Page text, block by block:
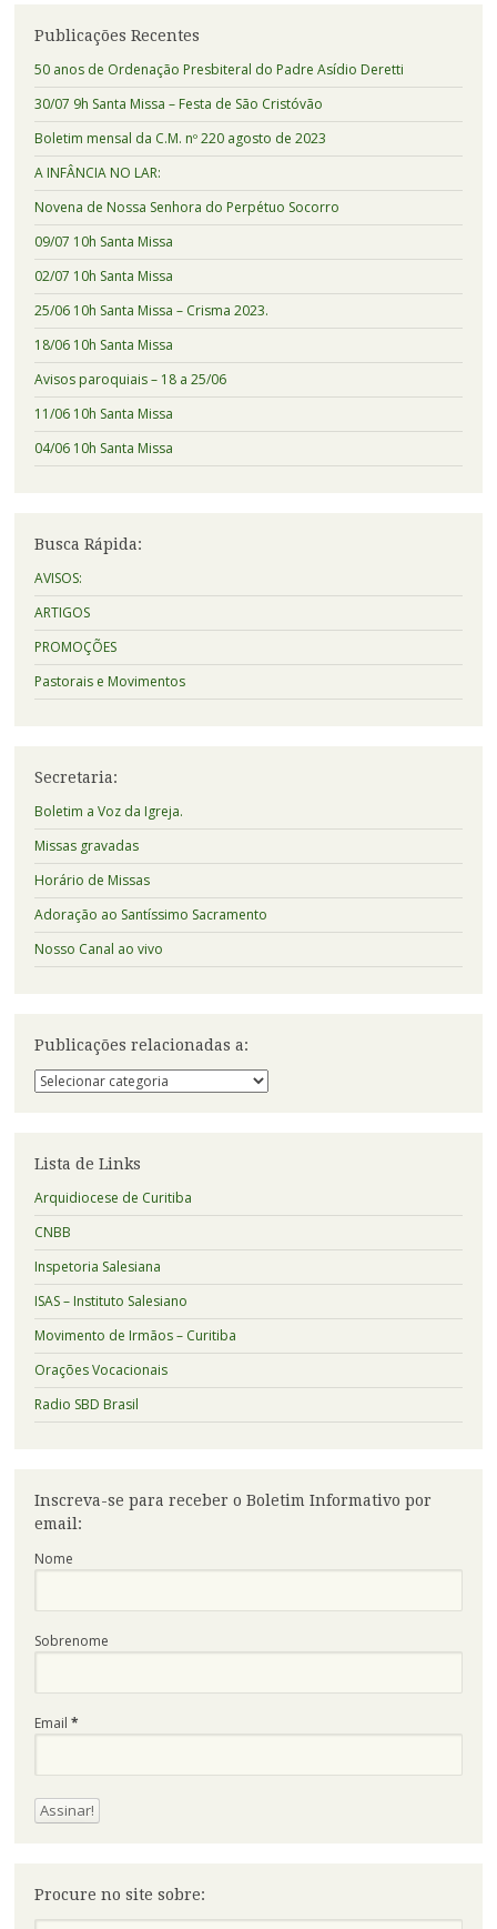
Publicações Recentes
50 anos de Ordenação Presbiteral do Padre Asídio Deretti
30/07 9h Santa Missa – Festa de São Cristóvão
Boletim mensal da C.M. nº 220 agosto de 2023
A INFÂNCIA NO LAR:
Novena de Nossa Senhora do Perpétuo Socorro
09/07 10h Santa Missa
02/07 10h Santa Missa
25/06 10h Santa Missa – Crisma 2023.
18/06 10h Santa Missa
Avisos paroquiais – 18 a 25/06
11/06 10h Santa Missa
04/06 10h Santa Missa
Busca Rápida:
AVISOS:
ARTIGOS
PROMOÇÕES
Pastorais e Movimentos
Secretaria:
Boletim a Voz da Igreja.
Missas gravadas
Horário de Missas
Adoração ao Santíssimo Sacramento
Nosso Canal ao vivo
Publicações relacionadas a:
Publicações
relacionadas
Lista de Links
Arquidiocese de Curitiba
CNBB
Inspetoria Salesiana
ISAS – Instituto Salesiano
Movimento de Irmãos – Curitiba
Orações Vocacionais
Radio SBD Brasil
Inscreva-se para receber o Boletim Informativo por
email:
Nome
Sobrenome
Email *
Procure no site sobre: